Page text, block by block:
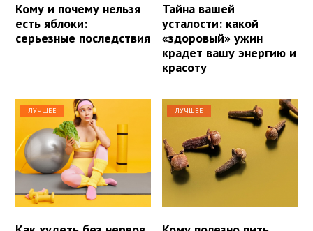
Кому и почему нельзя
есть яблоки:
серьезные последствия
Тайна вашей
усталости: какой
«здоровый» ужин
крадет вашу энергию и
красоту
ЛУЧШЕЕ ЛУЧШЕЕ